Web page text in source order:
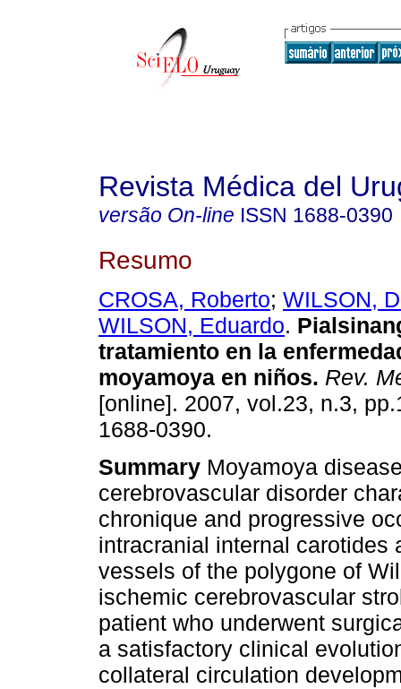
Revista Médica del
versão On-line ISSN 1688-0390
Resumo
CROSA, Roberto; WILSON,
WILSON, Eduardo.
tratamiento en la
moyamoya en niños. Rev.
[online]. 2007, vol.23, n.3,
1688-0390.
Summary Moyamoya
cerebrovascular disorder
chronique and progressive
intracranial internal carotides
vessels of the polygone of
ischemic cerebrovascular
patient who underwent
a satisfactory clinical
collateral circulation